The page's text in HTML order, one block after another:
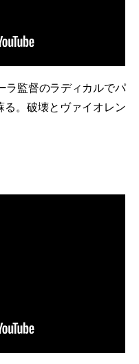
ラ監督のラディカルでパ
る。破壊とヴァイオレン